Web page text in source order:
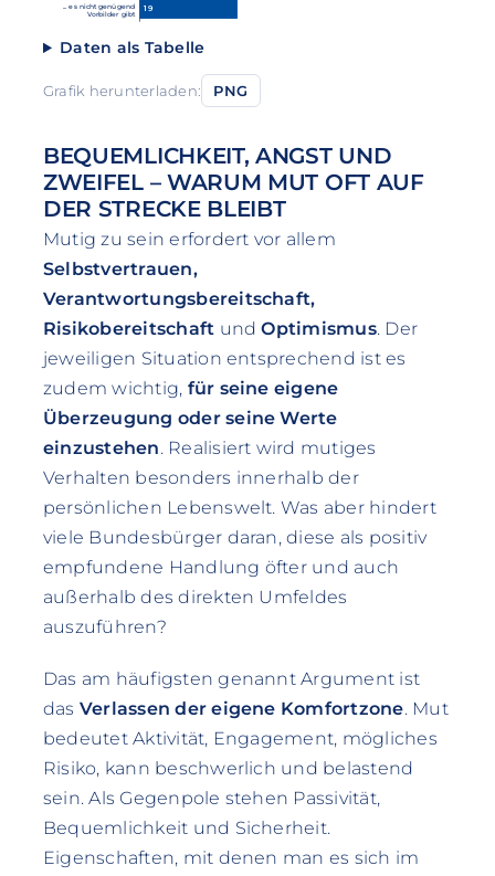
... es nicht genügend
Vorbilder gibt
19
Daten als Tabelle
Grafik herunterladen: PNG
BEQUEMLICHKEIT, ANGST UND
ZWEIFEL – WARUM MUT OFT AUF
DER STRECKE BLEIBT
Mutig zu sein erfordert vor allem
Selbstvertrauen,
Verantwortungsbereitschaft,
Risikobereitschaft undOptimismus. Der
jeweiligen Situation entsprechend ist es
zudem wichtig, für seine eigene
Überzeugung oder seine Werte
einzustehen. Realisiert wird mutiges
Verhalten besonders innerhalb der
persönlichen Lebenswelt. Was aber hindert
viele Bundesbürger daran, diese als positiv
empfundene Handlung öfter und auch
außerhalb des direkten Umfeldes
auszuführen?
Das am häufigsten genannt Argument ist
das Verlassen der eigene Komfortzone. Mut
bedeutet Aktivität, Engagement, mögliches
Risiko, kann beschwerlich und belastend
sein. Als Gegenpole stehen Passivität,
Bequemlichkeit und Sicherheit.
Eigenschaften, mit denen man es sich im